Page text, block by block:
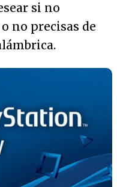
si no
no precisas de